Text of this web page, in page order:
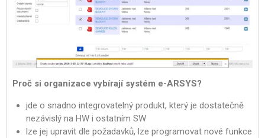
Proč si organizace vybírají systém e-ARSYS?
jde o snadno integrovatelný produkt, který je dostatečně
nezávislý na HW i ostatním SW
lze jej upravit dle požadavků, lze programovat nové funkce